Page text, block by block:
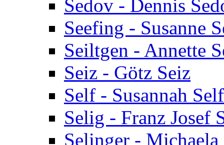
Sedov - Dennis
Seefing - Susanne
Seiltgen - Annette
Seiz - Götz Seiz
Self - Susannah Self
Selig - Franz Josef
Selinger - Michaela